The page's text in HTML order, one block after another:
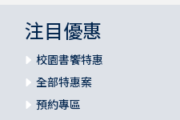
注目優惠
校園書饗特惠
全部特惠案
預約專區